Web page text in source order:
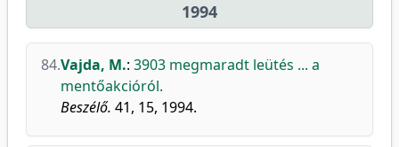
1994
84.Vajda, M.: 3903 megmaradt leütés ... a
mentőakcióról.
Beszélő. 41, 15, 1994.